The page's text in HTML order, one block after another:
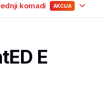
komadi AKCIJA
E